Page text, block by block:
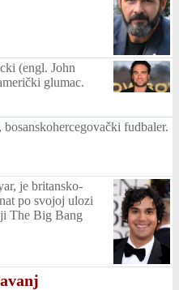
(engl. John
glumac.
fudbaler.
je britansko-
po svojoj ulozi
The Big Bang